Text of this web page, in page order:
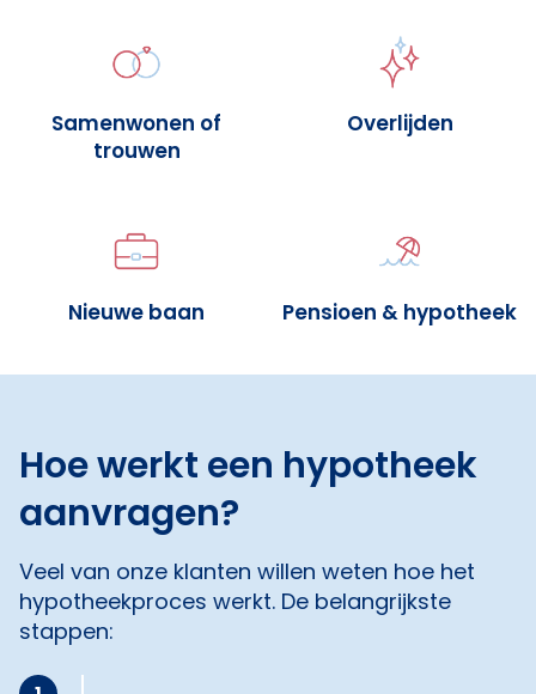
Samenwonen of
trouwen
Overlijden
Nieuwe baan Pensioen & hypotheek
Hoe werkt een hypotheek
aanvragen?
Veel van onze klanten willen weten hoe het
hypotheekproces werkt. De belangrijkste
stappen: